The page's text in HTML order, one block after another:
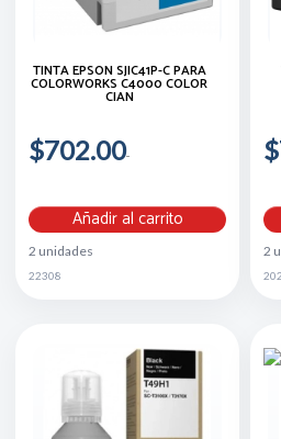
TINTA EPSON SJIC41P-C PARA
COLORWORKS C4000 COLOR
CIAN
$702.00
Añadir al carrito
2 unidades
22308
2